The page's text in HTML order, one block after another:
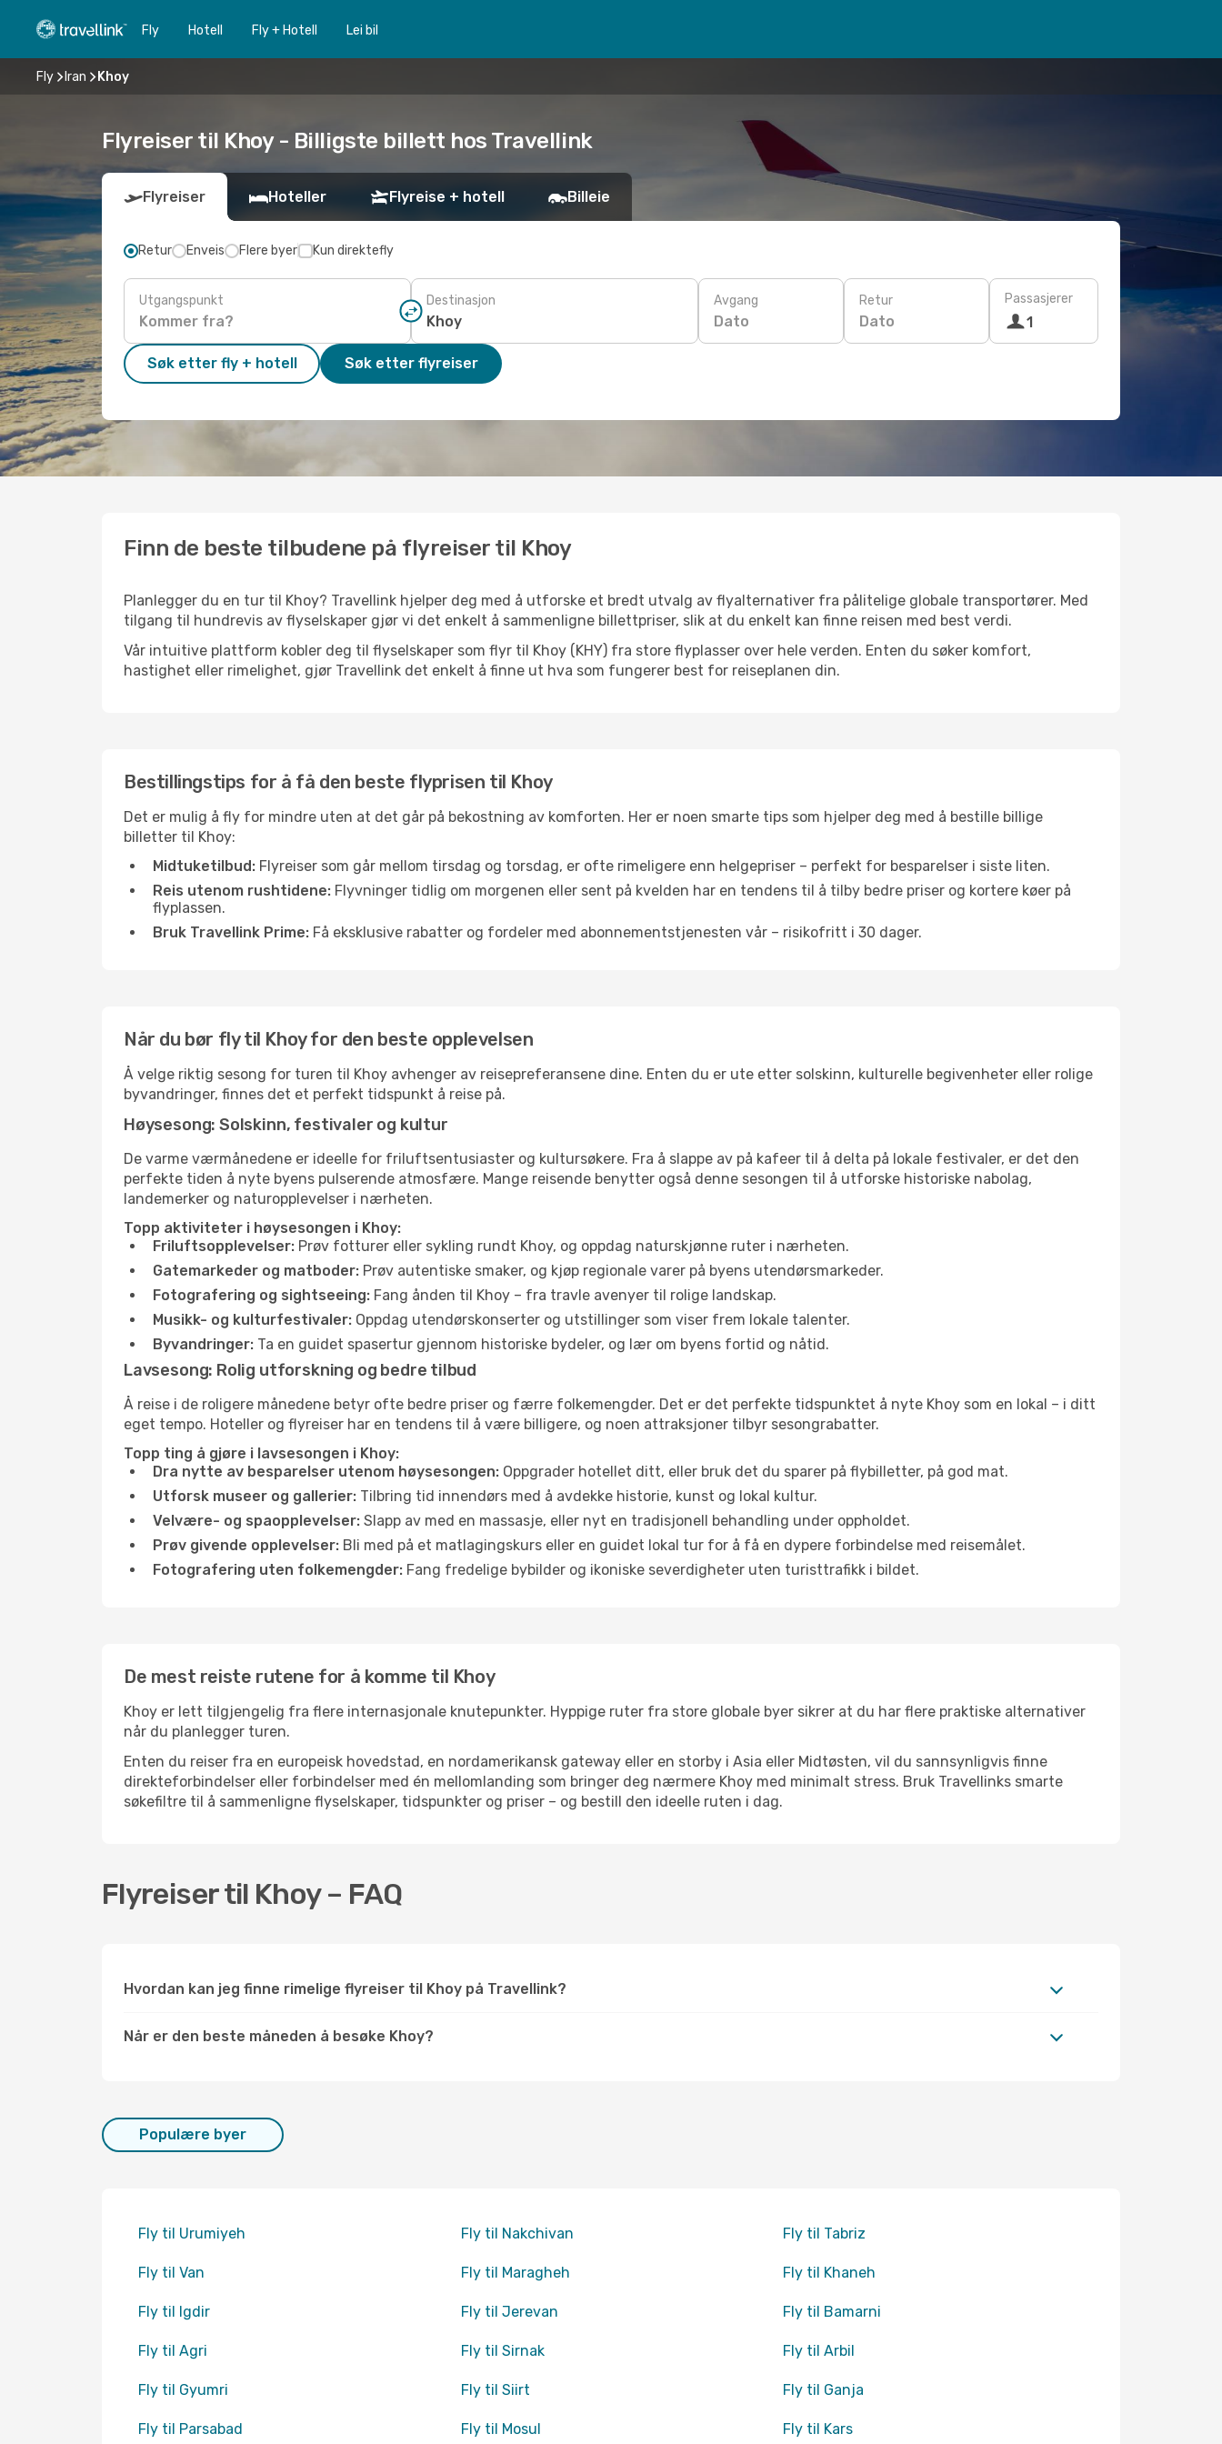
Fly Hotell Fly + Hotell Lei bil
Fly Iran Khoy
Flyreiser til Khoy - Billigste billett hos Travellink
Flyreiser Hoteller Flyreise + hotell Billeie
Retur Enveis Flere byer Kun direktefly
Utgangspunkt Destinasjon Avgang
Dato
Retur
Dato
Passasjerer
1
Søk etter fly + hotell Søk etter flyreiser
Finn de beste tilbudene på flyreiser til Khoy
Planlegger du en tur til Khoy? Travellink hjelper deg med å utforske et bredt utvalg av flyalternativer fra pålitelige globale transportører. Med
tilgang til hundrevis av flyselskaper gjør vi det enkelt å sammenligne billettpriser, slik at du enkelt kan finne reisen med best verdi.
Vår intuitive plattform kobler deg til flyselskaper som flyr til Khoy (KHY) fra store flyplasser over hele verden. Enten du søker komfort,
hastighet eller rimelighet, gjør Travellink det enkelt å finne ut hva som fungerer best for reiseplanen din.
Bestillingstips for å få den beste flyprisen til Khoy
Det er mulig å fly for mindre uten at det går på bekostning av komforten. Her er noen smarte tips som hjelper deg med å bestille billige
billetter til Khoy:
Midtuketilbud: Flyreiser som går mellom tirsdag og torsdag, er ofte rimeligere enn helgepriser – perfekt for besparelser i siste liten.
Reis utenom rushtidene: Flyvninger tidlig om morgenen eller sent på kvelden har en tendens til å tilby bedre priser og kortere køer på
flyplassen.
Bruk Travellink Prime: Få eksklusive rabatter og fordeler med abonnementstjenesten vår – risikofritt i 30 dager.
Når du bør fly til Khoy for den beste opplevelsen
Å velge riktig sesong for turen til Khoy avhenger av reisepreferansene dine. Enten du er ute etter solskinn, kulturelle begivenheter eller rolige
byvandringer, finnes det et perfekt tidspunkt å reise på.
Høysesong: Solskinn, festivaler og kultur
De varme værmånedene er ideelle for friluftsentusiaster og kultursøkere. Fra å slappe av på kafeer til å delta på lokale festivaler, er det den
perfekte tiden å nyte byens pulserende atmosfære. Mange reisende benytter også denne sesongen til å utforske historiske nabolag,
landemerker og naturopplevelser i nærheten.
Topp aktiviteter i høysesongen i Khoy:
Friluftsopplevelser: Prøv fotturer eller sykling rundt Khoy, og oppdag naturskjønne ruter i nærheten.
Gatemarkeder og matboder: Prøv autentiske smaker, og kjøp regionale varer på byens utendørsmarkeder.
Fotografering og sightseeing: Fang ånden til Khoy – fra travle avenyer til rolige landskap.
Musikk- og kulturfestivaler: Oppdag utendørskonserter og utstillinger som viser frem lokale talenter.
Byvandringer: Ta en guidet spasertur gjennom historiske bydeler, og lær om byens fortid og nåtid.
Lavsesong: Rolig utforskning og bedre tilbud
Å reise i de roligere månedene betyr ofte bedre priser og færre folkemengder. Det er det perfekte tidspunktet å nyte Khoy som en lokal – i ditt
eget tempo. Hoteller og flyreiser har en tendens til å være billigere, og noen attraksjoner tilbyr sesongrabatter.
Topp ting å gjøre i lavsesongen i Khoy:
Dra nytte av besparelser utenom høysesongen: Oppgrader hotellet ditt, eller bruk det du sparer på flybilletter, på god mat.
Utforsk museer og gallerier: Tilbring tid innendørs med å avdekke historie, kunst og lokal kultur.
Velvære- og spaopplevelser: Slapp av med en massasje, eller nyt en tradisjonell behandling under oppholdet.
Prøv givende opplevelser: Bli med på et matlagingskurs eller en guidet lokal tur for å få en dypere forbindelse med reisemålet.
Fotografering uten folkemengder: Fang fredelige bybilder og ikoniske severdigheter uten turisttrafikk i bildet.
De mest reiste rutene for å komme til Khoy
Khoy er lett tilgjengelig fra flere internasjonale knutepunkter. Hyppige ruter fra store globale byer sikrer at du har flere praktiske alternativer
når du planlegger turen.
Enten du reiser fra en europeisk hovedstad, en nordamerikansk gateway eller en storby i Asia eller Midtøsten, vil du sannsynligvis finne
direkteforbindelser eller forbindelser med én mellomlanding som bringer deg nærmere Khoy med minimalt stress. Bruk Travellinks smarte
søkefiltre til å sammenligne flyselskaper, tidspunkter og priser – og bestill den ideelle ruten i dag.
Flyreiser til Khoy – FAQ
Hvordan kan jeg finne rimelige flyreiser til Khoy på Travellink?
Når er den beste måneden å besøke Khoy?
Populære byer
Fly til Urumiyeh Fly til Nakchivan Fly til Tabriz
Fly til Van Fly til Maragheh Fly til Khaneh
Fly til Igdir Fly til Jerevan Fly til Bamarni
Fly til Agri Fly til Sirnak Fly til Arbil
Fly til Gyumri Fly til Siirt Fly til Ganja
Fly til Parsabad Fly til Mosul Fly til Kars